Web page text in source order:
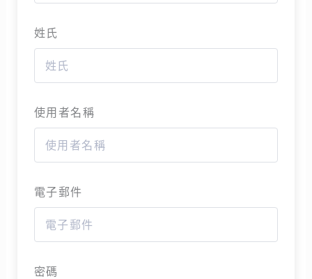
姓氏
使用者名稱
電子郵件
密碼